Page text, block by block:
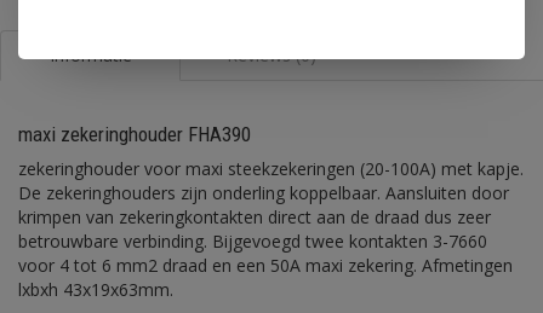
Informatie Reviews (0)
maxi zekeringhouder FHA390
zekeringhouder voor maxi steekzekeringen (20-100A) met kapje.
De zekeringhouders zijn onderling koppelbaar. Aansluiten door
krimpen van zekeringkontakten direct aan de draad dus zeer
betrouwbare verbinding. Bijgevoegd twee kontakten 3-7660
voor 4 tot 6 mm2 draad en een 50A maxi zekering. Afmetingen
lxbxh 43x19x63mm.